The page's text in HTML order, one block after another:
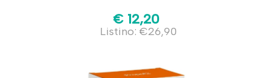
€ 12,20
Listino: €26,90